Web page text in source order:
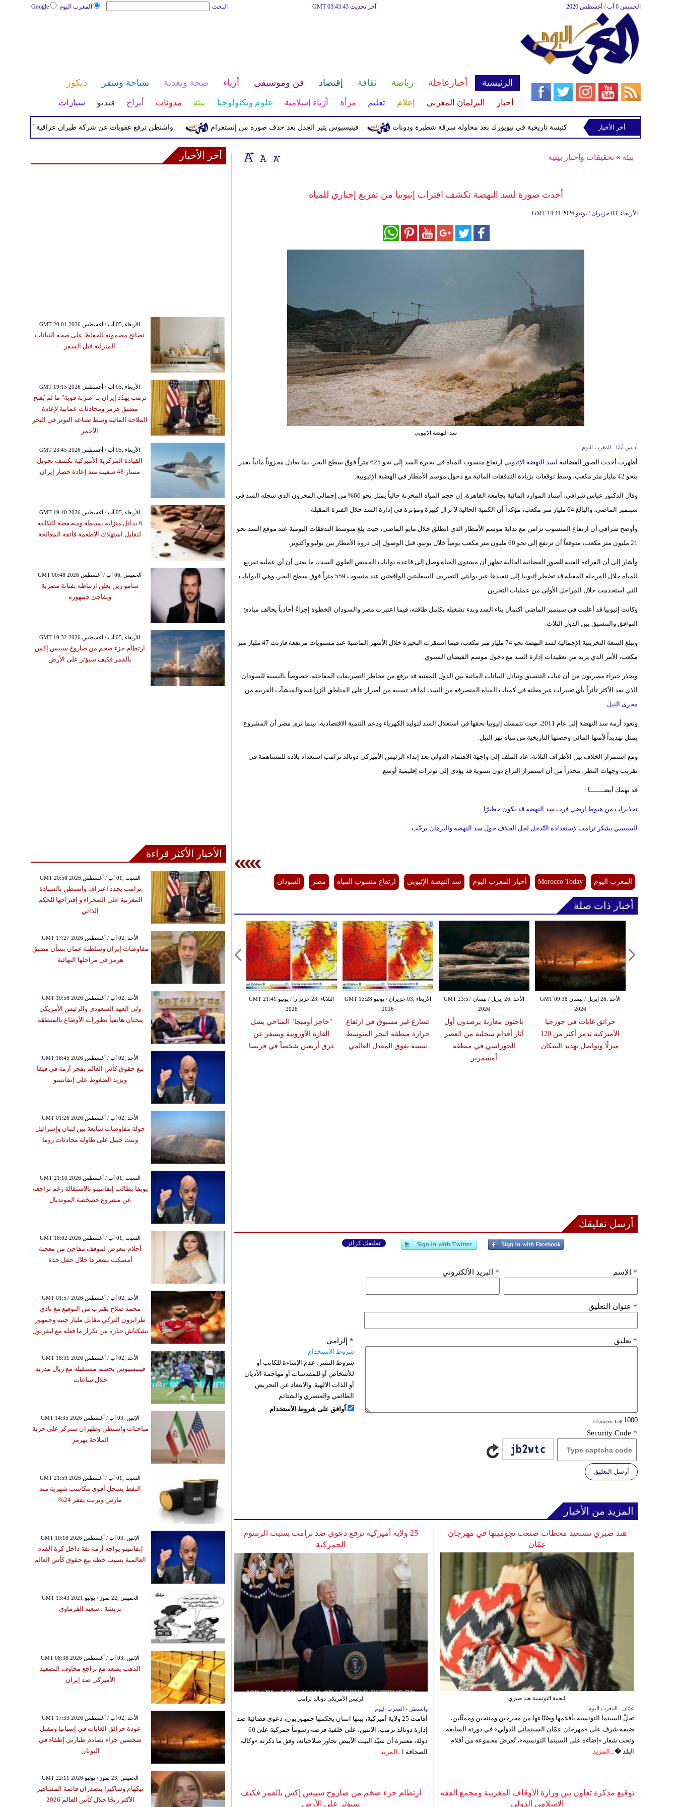
المغرب اليوم Google البحث آخر تحديث GMT 03:43:43 الخميس 6 آب / أغسطس 2026
الرئيسية أخبارعاجلة رياضة ثقافة إقتصاد فن وموسيقى أزياء صحة وتغذية سياحة وسفر ديكور
أخبار البرلمان المغربي إعلام تعليم مرأة أزياء إسلامية علوم وتكنولوجيا بيئة مدونات أبراج فيديو سيارات
واشنطن ترفع عقوبات عن شركة طيران عراقية كانت مدرجة بسبب فينيسيوس يثير الجدل بعد حذف صوره من إنستغرام القبض على متهم بإحراق كنيسة تاريخية في نيويورك بعد محاولة سرقة شطيرة ودونات
أخر الأخبار
بيئة » تحقيقات وأخبار بيئية
أحدث صورة لسد النهضة تكشف اقتراب إثيوبيا من تفريغ إجباري للمياه
GMT 14:41 2026 الأربعاء ,03 حزيران / يونيو
سد النهضة الإثيوبي
أديس أبابا - المغرب اليوم
أظهرت أحدث الصور الفضائية لسد النهضة الإثيوبي
ارتفاع منسوب المياه في بحيرة السد إلى نحو 625 متراً فوق سطح البحر، بما يعادل مخزوناً مائياً يقدر
بنحو 42 مليار متر مكعب، وسط توقعات بزيادة التدفقات المائية مع دخول موسم الأمطار في الهضبة الإثيوبية.
وقال الدكتور عباس شراقي، أستاذ الموارد المائية بجامعة القاهرة، إن حجم المياه المخزنة حالياً يمثل نحو 66% من إجمالي المخزون الذي سجله السد في
سبتمبر الماضي، والبالغ 64 مليار متر مكعب، مؤكداً أن الكمية الحالية لا تزال كبيرة ومؤثرة في إدارة السد خلال الفترة المقبلة.
وأوضح شراقي أن ارتفاع المنسوب تزامن مع بداية موسم الأمطار الذي انطلق خلال مايو الماضي، حيث بلغ متوسط التدفقات اليومية عند موقع السد نحو
21 مليون متر مكعب، متوقعاً أن ترتفع إلى نحو 60 مليون متر مكعب يومياً خلال يونيو، قبل الوصول إلى ذروة الأمطار بين يوليو وأكتوبر.
وأشار إلى أن القراءة الفنية للصور الفضائية الحالية تظهر أن مستوى المياه وصل إلى قاعدة بوابات المفيض العلوي الست، ما يعني أن أي عملية تفريغ
للمياه خلال المرحلة المقبلة قد تضطر إثيوبيا إلى تنفيذها عبر بوابتي التصريف السفليتين الواقعتين عند منسوب 559 متراً فوق سطح البحر، وهي البوابات
التي استخدمت خلال المراحل الأولى من عمليات التخزين.
وكانت إثيوبيا قد أعلنت في سبتمبر الماضي اكتمال بناء السد وبدء تشغيله بكامل طاقته، فيما اعتبرت مصر والسودان الخطوة إجراءً أحادياً يخالف مبادئ
التوافق والتنسيق بين الدول الثلاث.
وتبلغ السعة التخزينية الإجمالية لسد النهضة نحو 74 مليار متر مكعب، فيما استقرت البحيرة خلال الأشهر الماضية عند مستويات مرتفعة قاربت 47 مليار متر
مكعب، الأمر الذي يزيد من تعقيدات إدارة السد مع دخول موسم الفيضان السنوي.
ويحذر خبراء مصريون من أن غياب التنسيق وتبادل البيانات المائية بين الدول المعنية قد يرفع من مخاطر التصريفات المفاجئة، خصوصاً بالنسبة للسودان
الذي يعد الأكثر تأثراً بأي تغييرات غير معلنة في كميات المياه المنصرفة من السد، لما قد تسببه من أضرار على المناطق الزراعية والمنشآت القريبة من
مجرى النيل.
وتعود أزمة سد النهضة إلى عام 2011، حيث تتمسك إثيوبيا بحقها في استغلال السد لتوليد الكهرباء ودعم التنمية الاقتصادية، بينما ترى مصر أن المشروع
يمثل تهديداً لأمنها المائي وحصتها التاريخية من مياه نهر النيل.
ومع استمرار الخلاف بين الأطراف الثلاثة، عاد الملف إلى واجهة الاهتمام الدولي بعد إبداء الرئيس الأميركي دونالد ترامب استعداد بلاده للمساهمة في
تقريب وجهات النظر، محذراً من أن استمرار النزاع دون تسوية قد يؤدي إلى توترات إقليمية أوسع.
قد يهمك أيضـــــــا :
تحذيرات من هبوط ارضي قرب سد النهضة قد يكون خطيرًا
السيسي يشكر ترامب لإستعداده التّدخل لحل الخلاف حول سد النهضة والبرهان يرحّب
المغرب اليوم Morocco Today أخبار المغرب اليوم سد النهضة الإثيوبي ارتفاع منسوب المياه مصر السودان
أخبار ذات صلة
الأربعاء ,22 تموز / يوليو GMT 12:52
2026
خطة إثيوبية لبناء ثلاثة سدود
جديدة على النيل الأزرق تثير
غضباً وتحذيرات رسمية في
مصر
الثلاثاء ,23 حزيران / يونيو GMT 21:41
2026
"حاجز أوميجا" المناخي يشل
القارة الأوروبية ويسفر عن
غرق أربعين شخصاً في فرنسا
الأربعاء ,03 حزيران / يونيو GMT 13:28
2026
تسارع غير مسبوق في ارتفاع
حرارة منطقة البحر المتوسط
بنسبة تفوق المعدل العالمي
الأحد ,26 إبريل / نيسان GMT 23:57
2026
باحثون مغاربة يرصدون أول
آثار أقدام سحلية من العصر
الجوراسي في منطقة
أمسمرير
الأحد ,26 إبريل / نيسان GMT 09:38
2026
حرائق غابات في جورجيا
الأميركية تدمر أكثر من 120
منزلًا وتواصل تهديد السكان
أرسل تعليقك
تعليقك كزائر
الإسم * البريد الألكتروني *
عنوان التعليق *
تعليق *
: Characters Left
إلزامي *
شروط الاستخدام
شروط النشر: عدم الإساءة للكاتب أو
للأشخاص أو للمقدسات أو مهاجمة الأديان
أو الذات الالهية. والابتعاد عن التحريض
الطائفي والعنصري والشتائم.
اُوافق على شروط الأستخدام
Security Code *
أرسل التعليق
المزيد من الأخبار
25 ولاية أميركية ترفع دعوى ضد ترامب بسبب الرسوم
الجمركية
الرئيس الأمريكي دونالد ترامب
واشنطن - المغرب اليوم
أقامت 25 ولاية أميركية، بينها اثنتان يحكمها جمهوريون، دعوى قضائية ضد
إدارة دونالد ترمب، الاثنين، على خلفية فرضه رسوماً جمركية على 60
دولة، معتبرة أن سيّد البيت الأبيض تجاوز صلاحياته، وفق ما ذكرته «وكالة
الصحافة ا... المزيد
هند صبري تستعيد محطات صنعت نجوميتها في مهرجان
عمّان
النجمة التونسية هند صبري
عمّان ـ المغرب اليوم
تحلّ السينما التونسية بأفلامها وصُنّاعها من مخرجين ومنتجين وممثّلين،
ضيفة شرف على «مهرجان عمّان السينمائي الدولي» في دورته السابعة.
وتحت شعار «إضاءة على السينما التونسية»، تُعرض مجموعة من أفلام
البلد �... المزيد
ارتطام جزء ضخم من صاروخ سبيس إكس بالقمر فكيف
سيؤثر على الأرض
توقيع مذكرة تعاون بين وزارة الأوقاف المغربية ومجمع الفقه
الإسلامي الدولي
آخر الأخبار
GMT 20:01 2026 الأربعاء ,05 آب / أغسطس
نصائح مضمونة للحفاظ على صحة النباتات
المنزلية قبل السفر
GMT 19:15 2026 الأربعاء ,05 آب / أغسطس
ترمب يهدّد إيران بـ "ضربة قوية" ما لم يُفتح
مضيق هرمز ومحادثات عمانية لإعادة
الملاحة المائية وسط تصاعد التوتر في البحر
الأحمر
GMT 23:45 2026 الأربعاء ,05 آب / أغسطس
القيادة المركزية الأميركية تكشف تحويل
مسار 48 سفينة منذ إعادة حصار إيران
GMT 19:40 2026 الأربعاء ,05 آب / أغسطس
6 بدائل منزلية بسيطة ومنخفضة التكلفة
لتقليل استهلاك الأطعمة فائقة المعالجة
GMT 00:48 2026 الخميس ,06 آب / أغسطس
سامو زين يعلن ارتباطه بفنانة مصرية
ويفاجئ جمهوره
GMT 19:32 2026 الأربعاء ,05 آب / أغسطس
ارتطام جزء ضخم من صاروخ سبيس إكس
بالقمر فكيف سيؤثر على الأرض
الأخبار الأكثر قراءة
GMT 20:58 2026 السبت ,01 آب / أغسطس
ترامب يجدد اعتراف واشنطن بالسيادة
المغربية على الصحراء و إقتراحها للحكم
الذاتي
GMT 17:27 2026 الأحد ,02 آب / أغسطس
مفاوضات إيران وسلطنة عمان بشأن مضيق
هرمز في مراحلها النهائية
GMT 10:58 2026 الأحد ,02 آب / أغسطس
ولي العهد السعودي والرئيس الأمريكي
يبحثان هاتفياً تطورات الأوضاع بالمنطقة
GMT 18:45 2026 الأحد ,02 آب / أغسطس
بيع حقوق كأس العالم يفجر أزمة في فيفا
ويزيد الضغوط على إنفانتينو
GMT 01:26 2026 الأحد ,02 آب / أغسطس
جولة مفاوضات سابعة بين لبنان وإسرائيل
وبنت جبيل على طاولة محادثات روما
GMT 21:10 2026 السبت ,01 آب / أغسطس
يويفا يطالب إنفانتينو بالاستقالة رغم تراجعه
عن مشروع خصخصة المونديال
GMT 18:02 2026 السبت ,01 آب / أغسطس
أحلام تتعرض لموقف مفاجئ من معجبة
أمسكت بشعرها خلال حفل جدة
GMT 01:57 2026 الأحد ,02 آب / أغسطس
محمد صلاح يقترب من التوقيع مع نادي
طرابزون التركي مقابل مليار جنيه وجمهور
بشكتاش حذَره من تكرار ما فعله مع ليفربول
GMT 18:31 2026 الأحد ,02 آب / أغسطس
فينيسيوس يحسم مستقبله مع ريال مدريد
خلال ساعات
GMT 14:35 2026 الإثنين ,03 آب / أغسطس
مباحثات واشنطن وطهران ستركز على حرية
الملاحة بهرمز
GMT 21:59 2026 السبت ,01 آب / أغسطس
النفط يسجل أقوى مكاسب شهرية منذ
مارس وبرنت يقفز 24%
GMT 10:18 2026 الإثنين ,03 آب / أغسطس
إنفانتينو يواجه أزمة ثقة داخل كرة القدم
العالمية بسبب خطة بيع حقوق كأس العالم
GMT 13:43 2021 الخميس ,22 تموز / يوليو
بريشة : سعيد الفرماوي
GMT 08:38 2026 الإثنين ,03 آب / أغسطس
الذهب يصعد مع تراجع مخاوف التصعيد
الأميركي ضد إيران
GMT 17:33 2026 الأحد ,02 آب / أغسطس
عودة حرائق الغابات في إسبانيا ومقتل
شخصين جراء تصادم طيارتي إطفاء في
اليونان
GMT 22:11 2026 الخميس ,23 تموز / يوليو
بيكهام وشاكيرا يتصدران قائمة المشاهير
الأكثر ربحًا خلال كأس العالم 2026